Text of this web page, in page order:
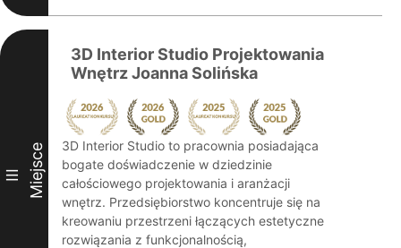
III Miejsce
3D Interior Studio Projektowania
Wnętrz Joanna Solińska
3D Interior Studio to pracownia posiadająca
bogate doświadczenie w dziedzinie
całościowego projektowania i aranżacji
wnętrz. Przedsiębiorstwo koncentruje się na
kreowaniu przestrzeni łączących estetyczne
rozwiązania z funkcjonalnością,